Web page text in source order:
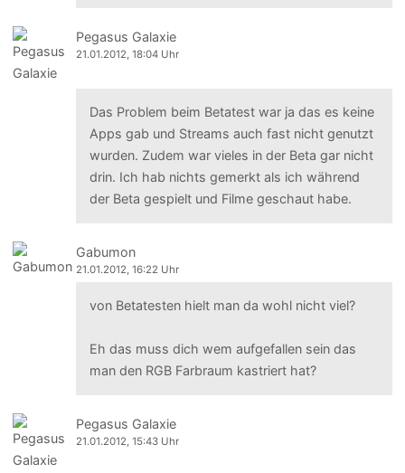
Pegasus Galaxie
21.01.2012, 18:04 Uhr
Das Problem beim Betatest war ja das es keine
Apps gab und Streams auch fast nicht genutzt
wurden. Zudem war vieles in der Beta gar nicht
drin. Ich hab nichts gemerkt als ich während
der Beta gespielt und Filme geschaut habe.
Gabumon
21.01.2012, 16:22 Uhr
von Betatesten hielt man da wohl nicht viel?
Eh das muss dich wem aufgefallen sein das
man den RGB Farbraum kastriert hat?
Pegasus Galaxie
21.01.2012, 15:43 Uhr